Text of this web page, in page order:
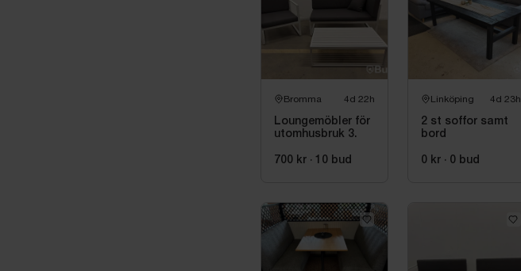
Bromma 4d 22h
Loungemöbler för
utomhusbruk 3.
700 kr · 10 bud
Linköping 4d 23h
2 st soffor samt
bord
0 kr · 0 bud